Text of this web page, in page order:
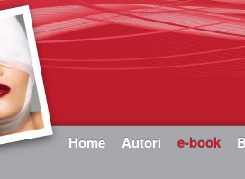
Home Autori e-book